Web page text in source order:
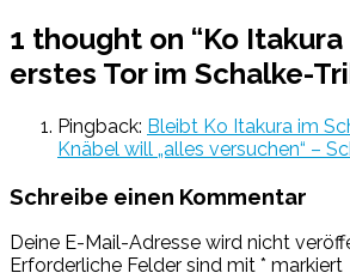
1 thought on “Ko
erstes Tor im Schalke-
Pingback: Bleibt Ko Itakura im
Knäbel will „alles versuchen“ –
Schreibe einen Kommentar
Deine E-Mail-Adresse wird nicht
Erforderliche Felder sind mit * markiert